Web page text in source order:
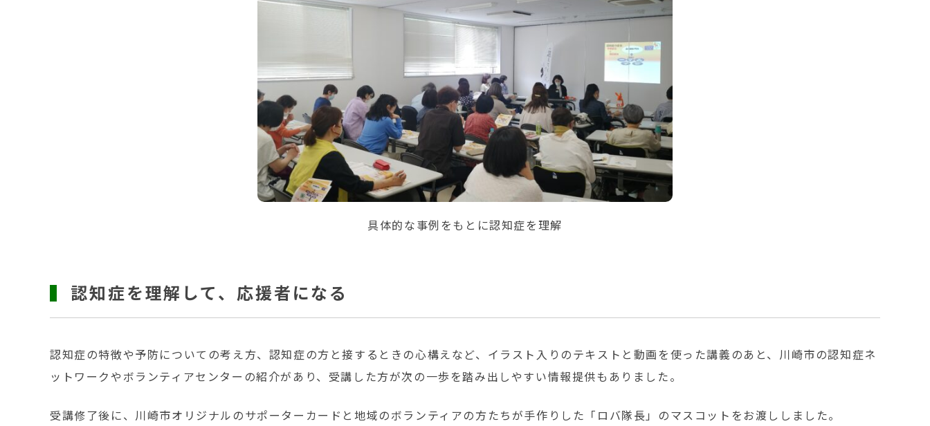
具体的な事例をもとに認知症を理解
認知症を理解して、応援者になる
認知症の特徴や予防についての考え方、認知症の方と接するときの心構えなど、イラスト入りのテキストと動画を使った講義のあと、川崎市の認知症ネ
ットワークやボランティアセンターの紹介があり、受講した方が次の一歩を踏み出しやすい情報提供もありました。
受講修了後に、川崎市オリジナルのサポーターカードと地域のボランティアの方たちが手作りした「ロバ隊長」のマスコットをお渡ししました。